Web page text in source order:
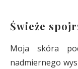
Świeże
Moja skóra
nadmiernego